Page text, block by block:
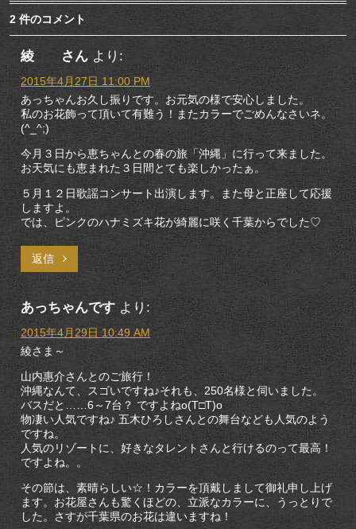
2 件のコメント
綾 さん より:
2015年4月27日 11:00 PM
あっちゃんお久し振りです。お元気の様で安心しました。
私のお花飾って頂いて有難う！またカラーでごめんなさいネ。
(^_^;)
今月３日から恵ちゃんとの春の旅「沖縄」に行って来ました。
お天気にも恵まれた３日間とても楽しかったぁ。
５月１２日歌謡コンサート出演します。また母と正座して応援
しますよ。
では、ピンクのハナミズキ花が綺麗に咲く千葉からでした♡
返信
あっちゃんです より:
2015年4月29日 10:49 AM
綾さま～
山内惠介さんとのご旅行！
沖縄なんて、スゴいですね♪それも、250名様と伺いました。
バスだと……6～7台？ ですよねo(T□T)o
物凄い人気ですね♪ 五木ひろしさんとの舞台なども人気のよう
ですね。
人気のリゾートに、好きなタレントさんと行けるのって最高！
ですよね。。
その節は、素晴らしい☆！カラーを頂戴しまして御礼申し上げ
ます。お花屋さんも驚くほどの、立派なカラーに、うっとりで
した。さすが千葉県のお花は違いますね！